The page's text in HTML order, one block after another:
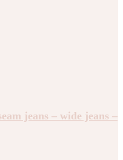
jeans – wide jeans –